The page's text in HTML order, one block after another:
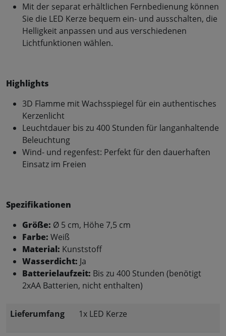
Mit der separat erhältlichen Fernbedienung können
Sie die LED Kerze bequem ein- und ausschalten, die
Helligkeit anpassen und aus verschiedenen
Lichtfunktionen wählen.
Highlights
3D Flamme mit Wachsspiegel für ein authentisches
Kerzenlicht
Leuchtdauer bis zu 400 Stunden für langanhaltende
Beleuchtung
Wind- und regenfest: Perfekt für den dauerhaften
Einsatz im Freien
Spezifikationen
Größe: Ø 5 cm, Höhe 7,5 cm
Farbe: Weiß
Material: Kunststoff
Wasserdicht: Ja
Batterielaufzeit: Bis zu 400 Stunden (benötigt
2xAA Batterien, nicht enthalten)
Lieferumfang 1x LED Kerze